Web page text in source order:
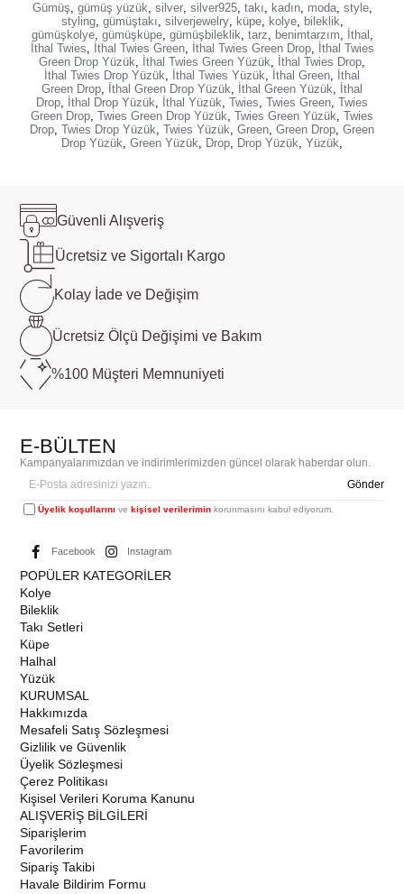
Gümüş, gümüş yüzük, silver, silver925, takı, kadın, moda, style,
styling, gümüştakı, silverjewelry, küpe, kolye, bileklik,
gümüşkolye, gümüşküpe, gümüşbileklik, tarz, benimtarzım, İthal ,
İthal Twies, İthal Twies Green, İthal Twies Green Drop, İthal Twies
Green Drop Yüzük, İthal Twies Green Yüzük, İthal Twies Drop,
İthal Twies Drop Yüzük, İthal Twies Yüzük, İthal Green, İthal
Green Drop, İthal Green Drop Yüzük, İthal Green Yüzük, İthal
Drop, İthal Drop Yüzük, İthal Yüzük, Twies, Twies Green, Twies
Green Drop, Twies Green Drop Yüzük, Twies Green Yüzük, Twies
Drop, Twies Drop Yüzük, Twies Yüzük, Green, Green Drop, Green
Drop Yüzük, Green Yüzük, Drop, Drop Yüzük, Yüzük,
Güvenli Alışveriş
Ücretsiz ve Sigortalı Kargo
Kolay İade ve Değişim
Ücretsiz Ölçü Değişimi ve Bakım
%100 Müşteri Memnuniyeti
E-BÜLTEN
Kampanyalarımızdan ve indirimlerimizden güncel olarak haberdar olun.
Gönder
Üyelik koşullarını vekişisel verilerimin korunmasını kabul ediyorum.
Facebook Instagram
POPÜLER KATEGORİLER
Kolye
Bileklik
Takı Setleri
Küpe
Halhal
Yüzük
KURUMSAL
Hakkımızda
Mesafeli Satış Sözleşmesi
Gizlilik ve Güvenlik
Üyelik Sözleşmesi
Çerez Politikası
Kişisel Verileri Koruma Kanunu
ALIŞVERİŞ BİLGİLERİ
Siparişlerim
Favorilerim
Sipariş Takibi
Havale Bildirim Formu